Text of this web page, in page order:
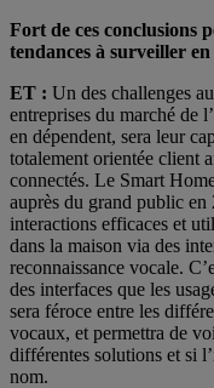
Fort de ces conclusions
tendances à surveiller en
ET : Un des challenges
entreprises du marché de
en dépendent, sera leur
totalement orientée client
connectés. Le Smart
auprès du grand public en
interactions efficaces et
dans la maison via des
reconnaissance vocale.
des interfaces que les
sera féroce entre les
vocaux, et permettra de
différentes solutions et si
nom.